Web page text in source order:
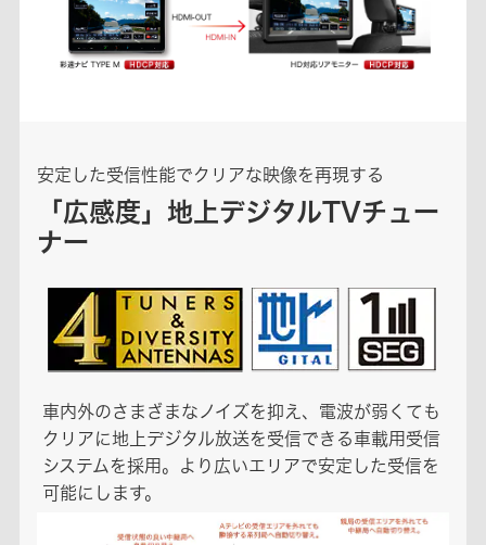
安定した受信性能でクリアな映像を再現する
「広感度」地上デジタルTVチュー
ナー
車内外のさまざまなノイズを抑え、電波が弱くても
クリアに地上デジタル放送を受信できる車載用受信
システムを採用。より広いエリアで安定した受信を
可能にします。